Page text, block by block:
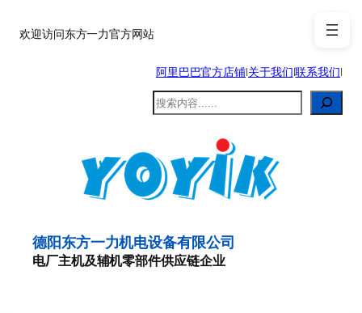
至欢迎访问东方一力官方网站
阿里巴巴官方店铺|关于我们|联系我们|
搜
索
德阳东方一力机电设备有限公司
电厂主机及辅机零部件供应链企业